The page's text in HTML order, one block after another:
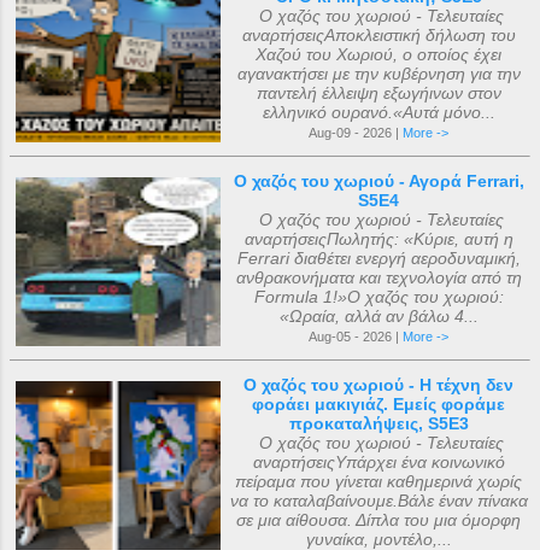
Ο χαζός του χωριού - Τελευταίες
αναρτήσειςΑποκλειστική δήλωση του
Χαζού του Χωριού, ο οποίος έχει
αγανακτήσει με την κυβέρνηση για την
παντελή έλλειψη εξωγήινων στον
ελληνικό ουρανό.«Αυτά μόνο...
Aug-09 - 2026 | More ->
Ο χαζός του χωριού - Αγορά Ferrari,
S5E4
Ο χαζός του χωριού - Τελευταίες
αναρτήσειςΠωλητής: «Κύριε, αυτή η
Ferrari διαθέτει ενεργή αεροδυναμική,
ανθρακονήματα και τεχνολογία από τη
Formula 1!»Ο χαζός του χωριού:
«Ωραία, αλλά αν βάλω 4...
Aug-05 - 2026 | More ->
Ο χαζός του χωριού - Η τέχνη δεν
φοράει μακιγιάζ. Εμείς φοράμε
προκαταλήψεις, S5E3
Ο χαζός του χωριού - Τελευταίες
αναρτήσειςΥπάρχει ένα κοινωνικό
πείραμα που γίνεται καθημερινά χωρίς
να το καταλαβαίνουμε.Βάλε έναν πίνακα
σε μια αίθουσα. Δίπλα του μια όμορφη
γυναίκα, μοντέλο,...